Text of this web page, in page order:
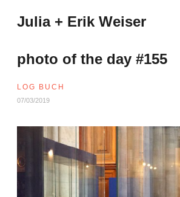
Inhalt
Julia + Erik Weiser
photo of the day #155
LOG BUCH
07/03/2019